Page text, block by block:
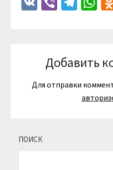
Добавить
Для отправки
ПОИСК